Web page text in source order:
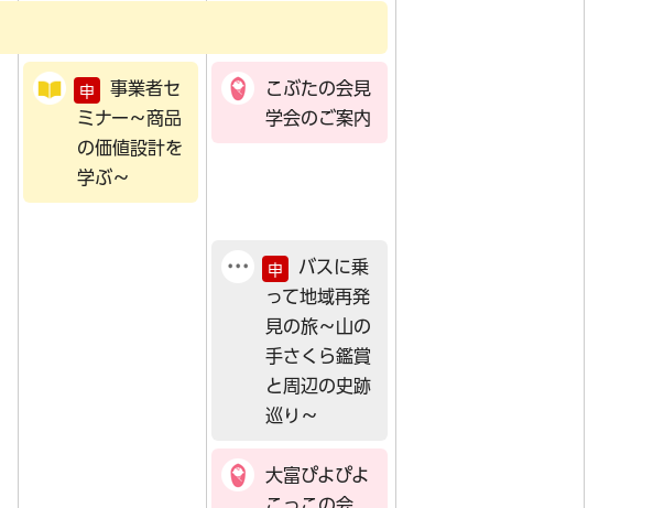
申
事業者セ
ミナー～商品
の価値設計を
学ぶ～
こぶたの会見
学会のご案内
申
バスに乗
って地域再発
見の旅～山の
手さくら鑑賞
と周辺の史跡
巡り～
大富ぴよぴよ